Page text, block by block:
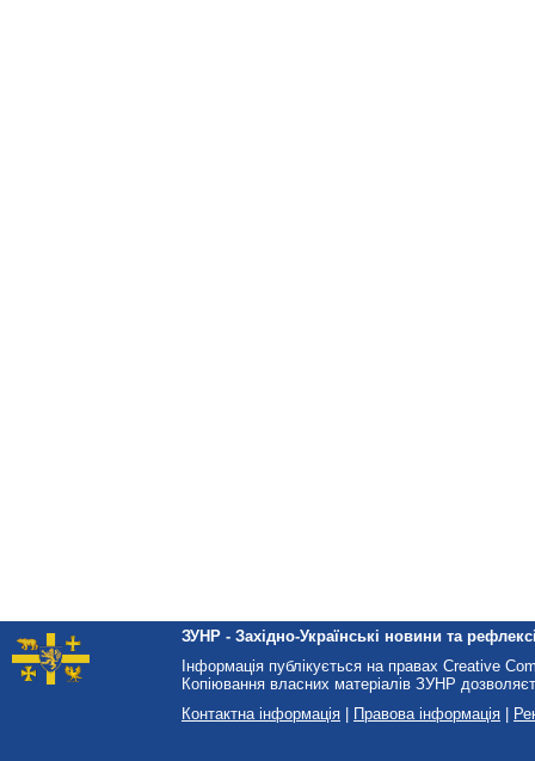
ЗУНР - Західно-Українські новини та
Інформація публікується на правах Creative
Копіювання власних матеріалів ЗУНР
Контактна інформація
Правова інформація